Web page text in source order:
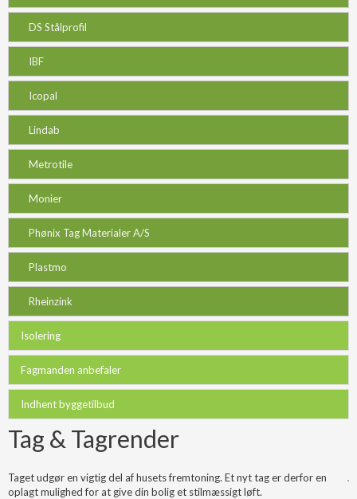
DS Stålprofil
IBF
Icopal
Lindab
Metrotile
Monier
Phønix Tag Materialer A/S
Plastmo
Rheinzink
Isolering
Fagmanden anbefaler
Indhent byggetilbud
Tag & Tagrender
Taget udgør en vigtig del af husets fremtoning. Et nyt tag er derfor en
oplagt mulighed for at give din bolig et stilmæssigt løft.